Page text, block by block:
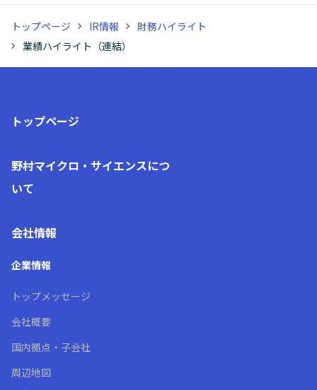
トップページ IR情報
財務ハイライト
業績ハイライト（連結）
トップページ
野村マイクロ・サイエンスにつ
いて
会社情報
企業情報
トップメッセージ
会社概要
国内拠点・子会社
周辺地図